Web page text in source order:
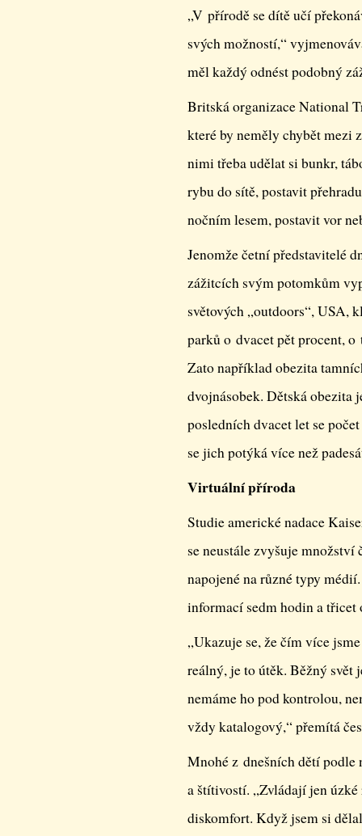
„V přírodě se dítě učí
svých možností,“
měl každý odnést podobný
Britská organizace National
které by neměly chybět mezi
nimi třeba udělat si bunkr,
rybu do sítě, postavit
nočním lesem, postavit vor
Jenomže četní představitelé
zážitcích svým potomkům
světových „outdoors“, USA,
parků o dvacet pět procent,
Zato například obezita
dvojnásobek. Dětská obezita
posledních dvacet let se
se jich potýká více než
Virtuální příroda
Studie americké nadace
se neustále zvyšuje množství
napojené na různé typy
informací sedm hodin a třicet
„Ukazuje se, že čím více
reálný, je to útěk. Běžný svět
nemáme ho pod kontrolou,
vždy katalogový,“ přemítá
Mnohé z dnešních dětí podle
a štítivostí. „Zvládají jen
diskomfort. Když jsem si